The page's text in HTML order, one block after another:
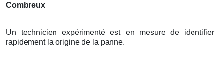
Combreux
Un technicien expérimenté est en mesure de identifier
rapidement la origine de la panne.